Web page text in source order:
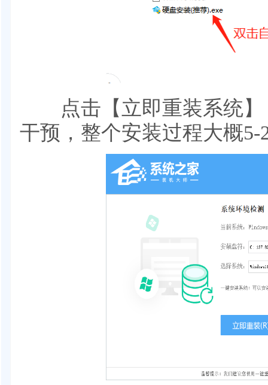
点击【立即重装系统】
干预，整个安装过程大概5-